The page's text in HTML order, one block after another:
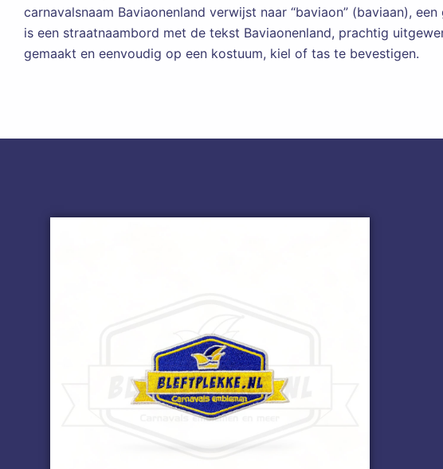
carnavalsnaam Baviaonenland verwijst naar “baviaon” (baviaan),
is een straatnaambord met de tekst Baviaonenland, prachtig
gemaakt en eenvoudig op een kostuum, kiel of tas te bevestigen.